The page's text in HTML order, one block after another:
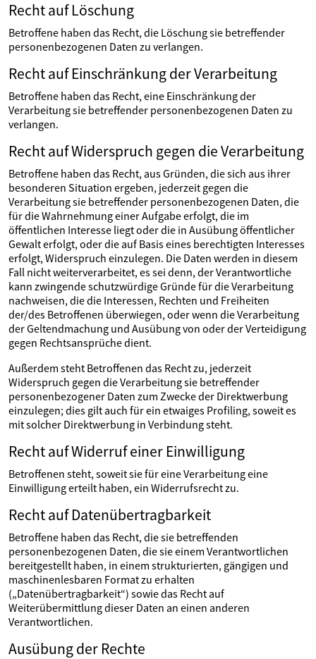
Recht auf Löschung
Betroffene haben das Recht, die Löschung sie betreffender
personenbezogenen Daten zu verlangen.
Recht auf Einschränkung der Verarbeitung
Betroffene haben das Recht, eine Einschränkung der
Verarbeitung sie betreffender personenbezogenen Daten zu
verlangen.
Recht auf Widerspruch gegen die Verarbeitung
Betroffene haben das Recht, aus Gründen, die sich aus ihrer
besonderen Situation ergeben, jederzeit gegen die
Verarbeitung sie betreffender personenbezogenen Daten, die
für die Wahrnehmung einer Aufgabe erfolgt, die im
öffentlichen Interesse liegt oder die in Ausübung öffentlicher
Gewalt erfolgt, oder die auf Basis eines berechtigten Interesses
erfolgt, Widerspruch einzulegen. Die Daten werden in diesem
Fall nicht weiterverarbeitet, es sei denn, der Verantwortliche
kann zwingende schutzwürdige Gründe für die Verarbeitung
nachweisen, die die Interessen, Rechten und Freiheiten
der/des Betroffenen überwiegen, oder wenn die Verarbeitung
der Geltendmachung und Ausübung von oder der Verteidigung
gegen Rechtsansprüche dient.
Außerdem steht Betroffenen das Recht zu, jederzeit
Widerspruch gegen die Verarbeitung sie betreffender
personenbezogener Daten zum Zwecke der Direktwerbung
einzulegen; dies gilt auch für ein etwaiges Profiling, soweit es
mit solcher Direktwerbung in Verbindung steht.
Recht auf Widerruf einer Einwilligung
Betroffenen steht, soweit sie für eine Verarbeitung eine
Einwilligung erteilt haben, ein Widerrufsrecht zu.
Recht auf Datenübertragbarkeit
Betroffene haben das Recht, die sie betreffenden
personenbezogenen Daten, die sie einem Verantwortlichen
bereitgestellt haben, in einem strukturierten, gängigen und
maschinenlesbaren Format zu erhalten
(„Datenübertragbarkeit“) sowie das Recht auf
Weiterübermittlung dieser Daten an einen anderen
Verantwortlichen.
Ausübung der Rechte